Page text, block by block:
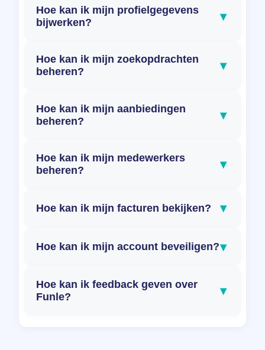
Hoe kan ik mijn profielgegevens
bijwerken?
▾
Hoe kan ik mijn zoekopdrachten
beheren?
▾
Hoe kan ik mijn aanbiedingen
beheren?
▾
Hoe kan ik mijn medewerkers
beheren?
▾
Hoe kan ik mijn facturen bekijken? ▾
Hoe kan ik mijn account beveiligen?▾
Hoe kan ik feedback geven over
Funle?
▾